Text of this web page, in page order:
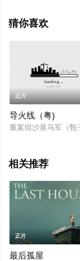
可移步至豆瓣电影
猜你喜欢
正片
导火线（粤)
重案组沙展马军（甄
相关推荐
正片
最后孤屋